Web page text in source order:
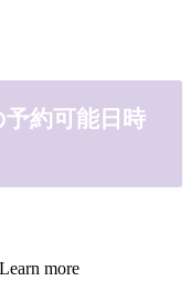
約可能日時